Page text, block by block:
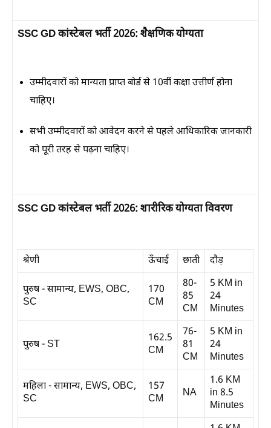
SSC GD कांस्टेबल भर्ती 2026: शैक्षणिक योग्यता
उम्मीदवारों को मान्यता प्राप्त बोर्ड से 10वीं कक्षा उत्तीर्ण होना
चाहिए।
सभी उम्मीदवारों को आवेदन करने से पहले आधिकारिक जानकारी
को पूरी तरह से पढ़ना चाहिए।
SSC GD कांस्टेबल भर्ती 2026: शारीरिक योग्यता विवरण
श्रेणी ऊँचाई छाती दौड़
पुरुष -सामान्य, EWS, OBC,
SC
170
CM
80-
85
CM
5 KM in
24
Minutes
पुरुष - ST
162.5
CM
76-
81
CM
5 KM in
24
Minutes
महिला -सामान्य, EWS, OBC,
SC
157
CM
NA
1.6 KM
in 8.5
Minutes